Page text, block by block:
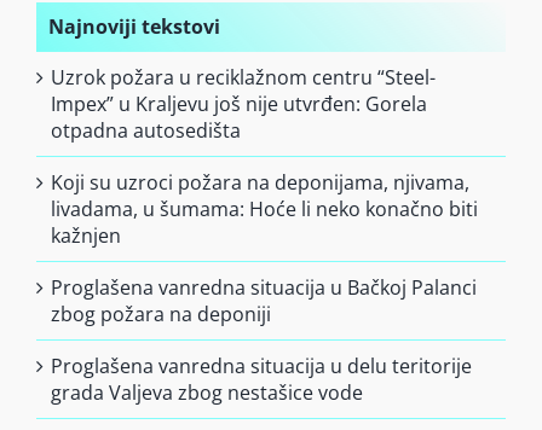
Zelena privreda
Finansiranje
O nama
Najnoviji tekstovi
Uzrok požara u reciklažnom centru “Steel-
Impex” u Kraljevu još nije utvrđen: Gorela
otpadna autosedišta
Koji su uzroci požara na deponijama, njivama,
livadama, u šumama: Hoće li neko konačno biti
kažnjen
Proglašena vanredna situacija u Bačkoj Palanci
zbog požara na deponiji
Proglašena vanredna situacija u delu teritorije
grada Valjeva zbog nestašice vode